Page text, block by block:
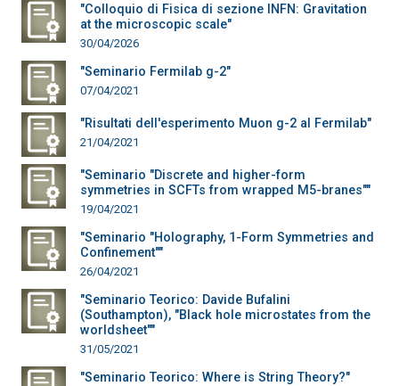
"Colloquio di Fisica di sezione INFN: Gravitation
at the microscopic scale"
30/04/2026
"Seminario Fermilab g-2"
07/04/2021
"Risultati dell'esperimento Muon g-2 al Fermilab"
21/04/2021
"Seminario "Discrete and higher-form
symmetries in SCFTs from wrapped M5-branes""
19/04/2021
"Seminario "Holography, 1-Form Symmetries and
Confinement""
26/04/2021
"Seminario Teorico: Davide Bufalini
(Southampton), "Black hole microstates from the
worldsheet""
31/05/2021
"Seminario Teorico: Where is String Theory?"